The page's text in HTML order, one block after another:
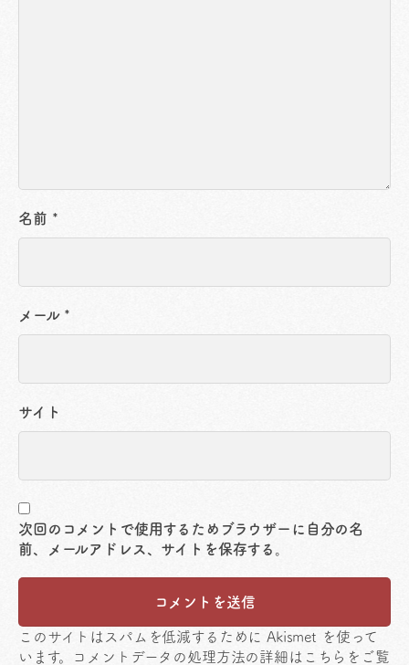
名前 *
メール *
サイト
次回のコメントで使用するためブラウザーに自分の名
前、メールアドレス、サイトを保存する。
このサイトはスパムを低減するために Akismet を使って
います。
コメントデータの処理方法の詳細はこちらをご覧